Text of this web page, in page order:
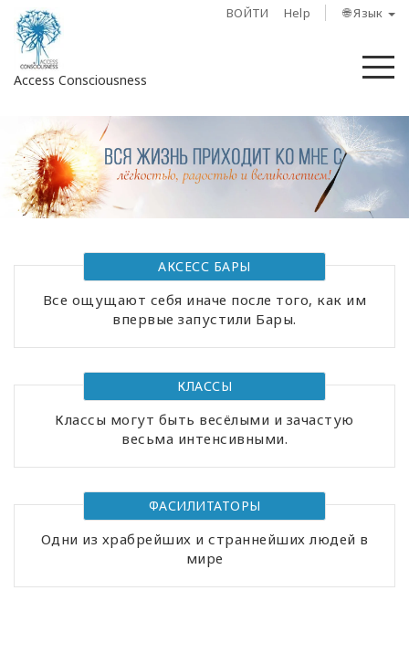
ВОЙТИ Help 🌐 Язык
Access Consciousness
Войти
в
свою
учетную
запись
О
Bars
Фасилитаторы
Shop
More
АКСЕСС БАРЫ
Все ощущают себя иначе после того, как им
впервые запустили Бары.
КЛАССЫ
Классы могут быть весёлыми и зачастую
весьма интенсивными.
ФАСИЛИТАТОРЫ
Одни из храбрейших и страннейших людей в
мире